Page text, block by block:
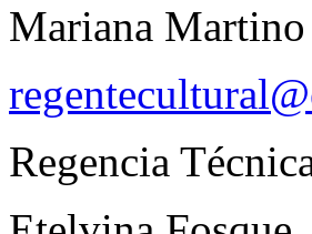
Mariana Martino
Regencia